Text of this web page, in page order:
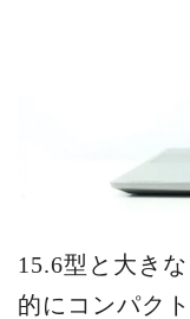
15.6型と大き
的にコンパク